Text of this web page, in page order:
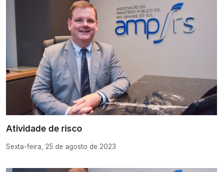
Atividade de risco
Sexta-feira, 25 de agosto de 2023